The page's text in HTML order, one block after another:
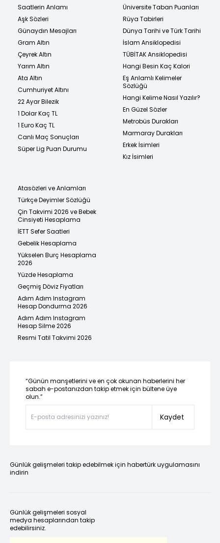
Saatlerin Anlamı
Aşk Sözleri
Günaydın Mesajları
Gram Altın
Çeyrek Altın
Yarım Altın
Ata Altın
Cumhuriyet Altını
22 Ayar Bilezik
1 Dolar Kaç TL
1 Euro Kaç TL
Canlı Maç Sonuçları
Süper Lig Puan Durumu
Üniversite Taban Puanları
Rüya Tabirleri
Dünya Tarihi ve Türk Tarihi
İslam Ansiklopedisi
TÜBİTAK Ansiklopedisi
Hangi Besin Kaç Kalori
Eş Anlamlı Kelimeler
Sözlüğü
Hangi Kelime Nasıl Yazılır?
En Güzel Sözler
Metrobüs Durakları
Marmaray Durakları
Erkek İsimleri
Kız İsimleri
Atasözleri ve Anlamları
Türkçe Deyimler Sözlüğü
Çin Takvimi 2026 ve Bebek
Cinsiyeti Hesaplama
İETT Sefer Saatleri
Gebelik Hesaplama
Yükselen Burç Hesaplama
2026
Yüzde Hesaplama
Geçmiş Döviz Fiyatları
Adım Adım Instagram
Hesap Dondurma 2026
Adım Adım Instagram
Hesap Silme 2026
Resmi Tatil Takvimi 2026
“Günün manşetlerini ve en çok okunan haberlerini her
sabah e-postanızdan takip etmek için bültene üye
olun.”
Kaydet
Günlük gelişmeleri takip edebilmek için habertürk uygulamasını
indirin
Günlük gelişmeleri sosyal
medya hesaplarından takip
edebilirsiniz.